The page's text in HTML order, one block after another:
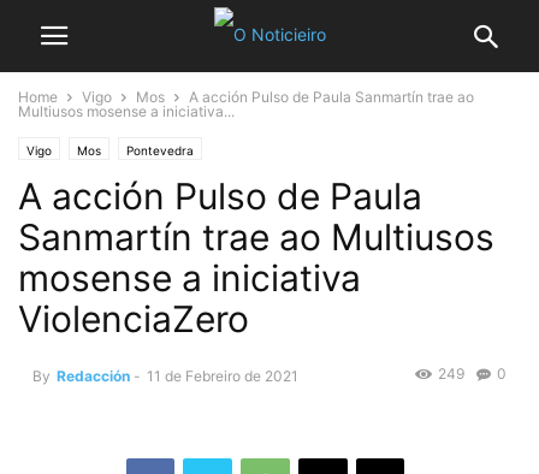
Home Vigo Mos
A acción Pulso de Paula Sanmartín trae ao
Multiusos mosense a iniciativa...
Vigo Mos Pontevedra
A acción Pulso de Paula
Sanmartín trae ao Multiusos
mosense a iniciativa
ViolenciaZero
By Redacción - 11 de Febreiro de 2021 0
249